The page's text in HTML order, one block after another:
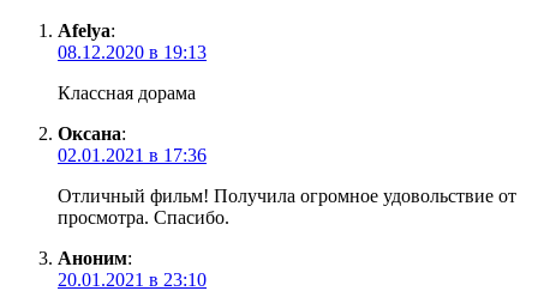
Afelya:
08.12.2020 в 19:13
Классная дорама
Оксана:
02.01.2021 в 17:36
Отличный фильм! Получила огромное удовольствие от
просмотра. Спасибо.
Аноним:
20.01.2021 в 23:10